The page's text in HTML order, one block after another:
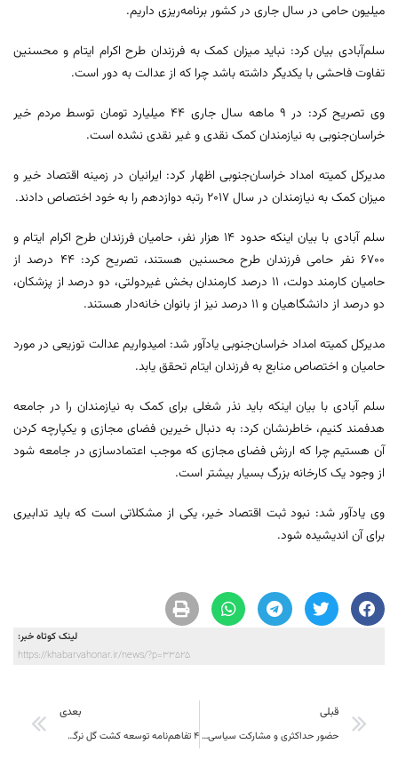
میلیون حامی در سال جاری در کشور برنامه‌ریزی داریم.
سلم‌آبادی بیان کرد: نباید میزان کمک به فرزندان طرح اکرام ایتام و محسنین
تفاوت فاحشی با یکدیگر داشته باشد چرا که از عدالت به دور است.
وی تصریح کرد: در ۹ ماهه سال جاری ۴۴ میلیارد تومان توسط مردم خیر
خراسان‌جنوبی به نیازمندان کمک نقدی و غیر نقدی نشده است.
مدیرکل کمیته امداد خراسان‌جنوبی اظهار کرد: ایرانیان در زمینه اقتصاد خیر و
میزان کمک به نیازمندان در سال ۲۰۱۷ رتبه دوازدهم را به خود اختصاص دادند.
سلم آبادی با بیان اینکه حدود ۱۴ هزار نفر، حامیان فرزندان طرح اکرام ایتام و
۶۷۰۰ نفر حامی فرزندان طرح محسنین هستند، تصریح کرد: ۴۴ درصد از
حامیان کارمند دولت، ۱۱ درصد کارمندان بخش غیردولتی، دو درصد از پزشکان،
دو درصد از دانشگاهیان و ۱۱ درصد نیز از بانوان خانه‌دار هستند.
مدیرکل کمیته امداد خراسان‌جنوبی یادآور شد: امیدواریم عدالت توزیعی در مورد
حامیان و اختصاص منابع به فرزندان ایتام تحقق یابد.
سلم آبادی با بیان اینکه باید نذر شغلی برای کمک به نیازمندان را در جامعه
هدفمند کنیم، خاطرنشان کرد: به دنبال خیرین فضای مجازی و یکپارچه کردن
آن هستیم چرا که ارزش فضای مجازی که موجب اعتمادسازی در جامعه شود
از وجود یک کارخانه بزرگ بسیار بیشتر است.
وی یادآور شد: نبود ثبت اقتصاد خیر، یکی از مشکلاتی است که باید تدابیری
برای آن اندیشیده شود.
لینک کوتاه خبر:
https://khabarvahonar.ir/news/?p=33525
قبلی
حضور حداکثری و مشارکت سیاسی مردم یک اصل در نظام جمهوری اسلامی است
بعدی
۴ تفاهم‌نامه توسعه کشت گل نرگس در خوسف امضا شد